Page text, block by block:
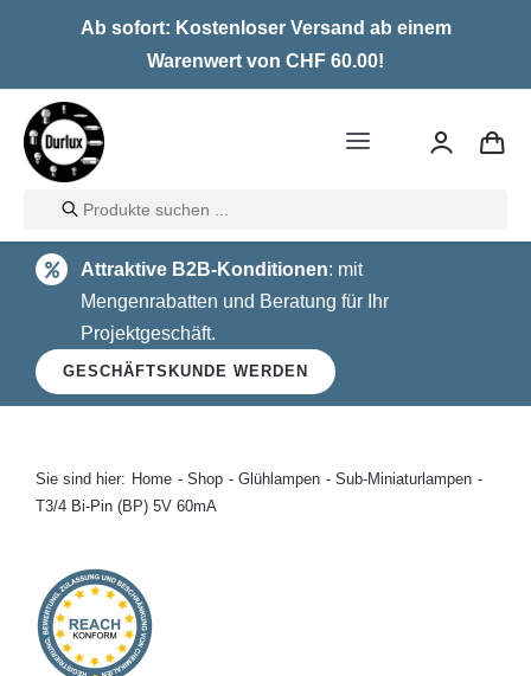
Ab sofort: Kostenloser Versand ab einem
Warenwert von CHF 60.00!
Toggle
Home
LED
Halogen
Glühlampen
Kontakt
Products
search
Attraktive B2B-Konditionen: mit
Mengenrabatten und Beratung für Ihr
Projektgeschäft.
GESCHÄFTSKUNDE WERDEN
Sie sind hier: Home Shop Glühlampen
Sub-Miniaturlampen
T3/4 Bi-Pin (BP) 5V 60mA